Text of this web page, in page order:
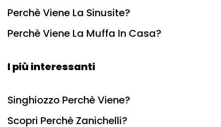
Perchè Viene La Sinusite?
Perchè Viene La Muffa In Casa?
I più interessanti
Singhiozzo Perchè Viene?
Scopri Perchè Zanichelli?